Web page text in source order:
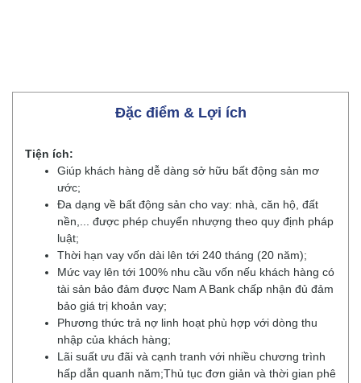
Đặc điểm & Lợi ích
Tiện ích:
Giúp khách hàng dễ dàng sở hữu bất động sản mơ
ước;
Đa dạng về bất động sản cho vay: nhà, căn hộ, đất
nền,... được phép chuyển nhượng theo quy định pháp
luật;
Thời hạn vay vốn dài lên tới 240 tháng (20 năm);
Mức vay lên tới 100% nhu cầu vốn nếu khách hàng có
tài sản bảo đảm được Nam A Bank chấp nhận đủ đảm
bảo giá trị khoản vay;
Phương thức trả nợ linh hoạt phù hợp với dòng thu
nhập của khách hàng;
Lãi suất ưu đãi và cạnh tranh với nhiều chương trình
hấp dẫn quanh năm;Thủ tục đơn giản và thời gian phê